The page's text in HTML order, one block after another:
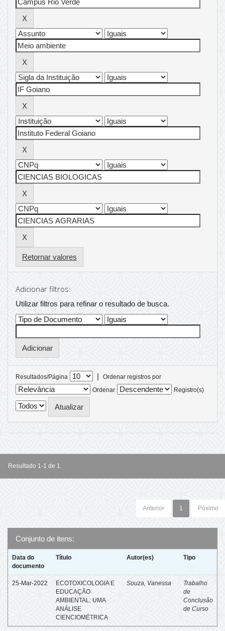
Retornar valores
Adicionar filtros:
Utilizar filtros para refinar o resultado de busca.
Resultados/Página |
Ordenar registros por
Ordenar
Registro(s)
Resultado 1-1 de 1.
Anterior 1 Póximo
Conjunto de itens:
Data do
documento
Título Autor(es) Tipo
25-Mar-2022
ECOTOXICOLOGIA E
EDUCAÇÃO
AMBIENTAL: UMA
ANÁLISE
CIENCIOMÉTRICA
Souza, Vanessa
Trabalho
de
Conclusão
de Curso